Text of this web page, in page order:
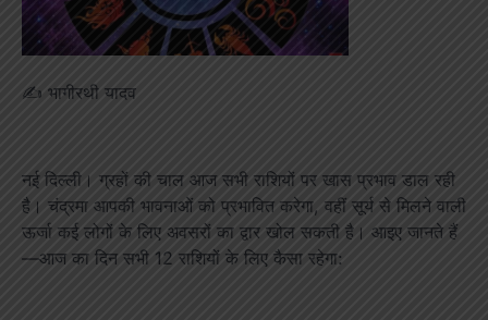
✍️ भागीरथी यादव
नई दिल्ली। ग्रहों की चाल आज सभी राशियों पर खास प्रभाव डाल रही
है। चंद्रमा आपकी भावनाओं को प्रभावित करेगा, वहीं सूर्य से मिलने वाली
ऊर्जा कई लोगों के लिए अवसरों का द्वार खोल सकती है। आइए जानते हैं
—आज का दिन सभी 12 राशियों के लिए कैसा रहेगा: